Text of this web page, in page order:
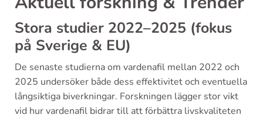
Stora studier 2022–2025 (fokus
på Sverige & EU)
De senaste studierna om vardenafil mellan 2022 och
2025 undersöker både dess effektivitet och eventuella
långsiktiga biverkningar. Forskningen lägger stor vikt
vid hur vardenafil bidrar till att förbättra livskvaliteten